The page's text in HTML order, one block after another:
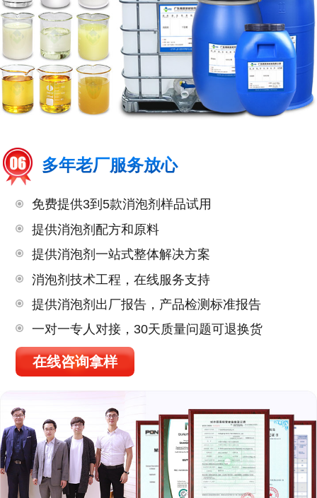
多年老厂服务放心
免费提供3到5款消泡剂样品试用
提供消泡剂配方和原料
提供消泡剂一站式整体解决方案
消泡剂技术工程，在线服务支持
提供消泡剂出厂报告，产品检测标准报告
一对一专人对接，30天质量问题可退换货
在线咨询拿样